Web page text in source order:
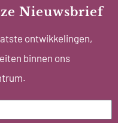
Nieuwsbrief
ontwikkelingen,
binnen ons